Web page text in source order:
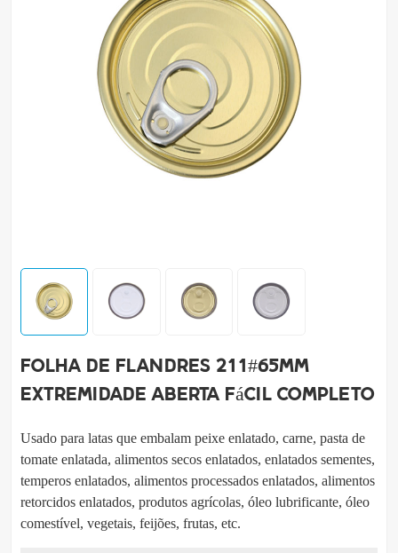
Folha de Flandres 211#65mm
Extremidade Aberta Fácil Completo
Usado para latas que embalam peixe enlatado, carne, pasta de
tomate enlatada, alimentos secos enlatados, enlatados sementes,
temperos enlatados, alimentos processados enlatados, alimentos
retorcidos enlatados, produtos agrícolas, óleo lubrificante, óleo
comestível, vegetais, feijões, frutas, etc.